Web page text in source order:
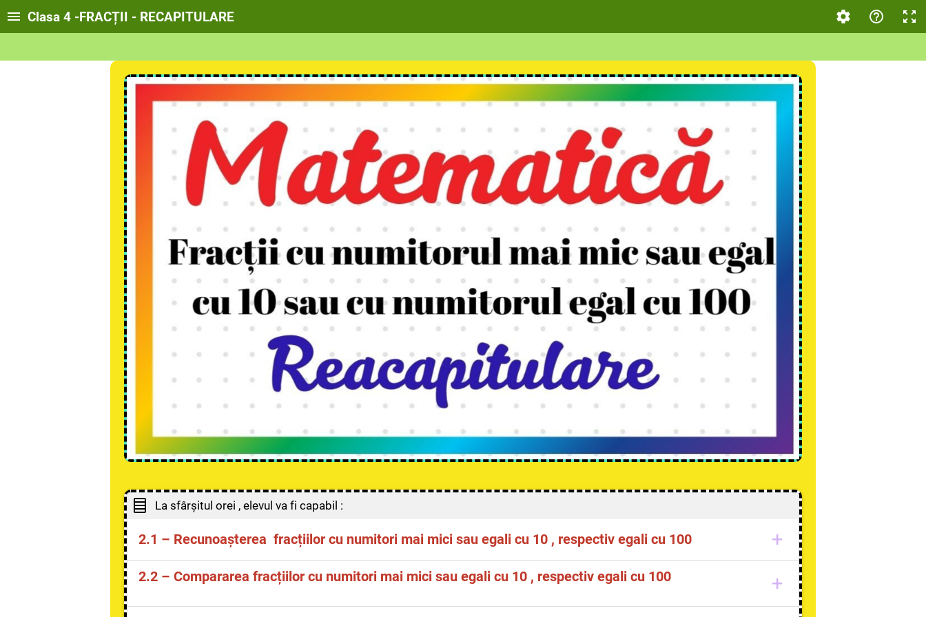
Clasa 4 -FRACȚII - RECAPITULARE
La sfârșitul orei , elevul va fi capabil :
2.1 – Recunoașterea fracțiilor cu numitori mai mici sau egali cu 10 , respectiv egali cu 100 +
să citească și să scrie fracții subunitare, echiunitare și supraunitare în situații familiare sau în reprezentări
să determine o fracție când numărătorul și/sau numitorul îndeplinesc anumite condiții
2.2 – Compararea fracțiilor cu numitori mai mici sau egali cu 10 , respectiv egali cu 100 +